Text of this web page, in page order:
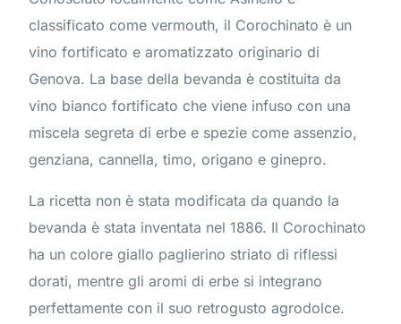
classificato come vermouth, il Corochinato è un
vino fortificato e aromatizzato originario di
Genova. La base della bevanda è costituita da
vino bianco fortificato che viene infuso con una
miscela segreta di erbe e spezie come assenzio,
genziana, cannella, timo, origano e ginepro.
La ricetta non è stata modificata da quando la
bevanda è stata inventata nel 1886. Il Corochinato
ha un colore giallo paglierino striato di riflessi
dorati, mentre gli aromi di erbe si integrano
perfettamente con il suo retrogusto agrodolce.